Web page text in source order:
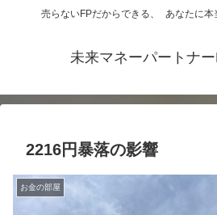
売らないFPだからできる、 あなたに本
未来マネーパートナ
2216円暴落の影響
お金の部屋